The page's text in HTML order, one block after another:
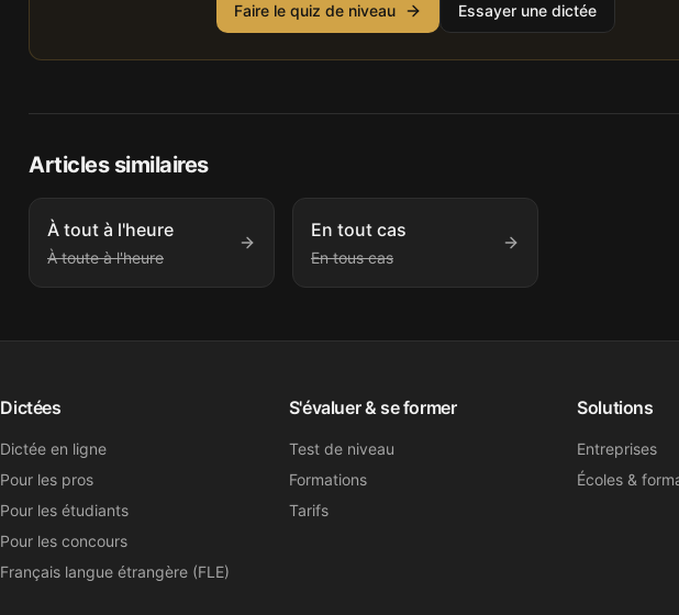
Faire le quiz de niveau Essayer une dictée
Articles similaires
À tout à l'heure
À toute à l'heure
En tout cas
En tous cas
Dictées
Dictée en ligne
Pour les pros
Pour les étudiants
Pour les concours
Français langue étrangère (FLE)
S'évaluer & se former
Test de niveau
Formations
Tarifs
Solutions
Entreprises
Écoles &